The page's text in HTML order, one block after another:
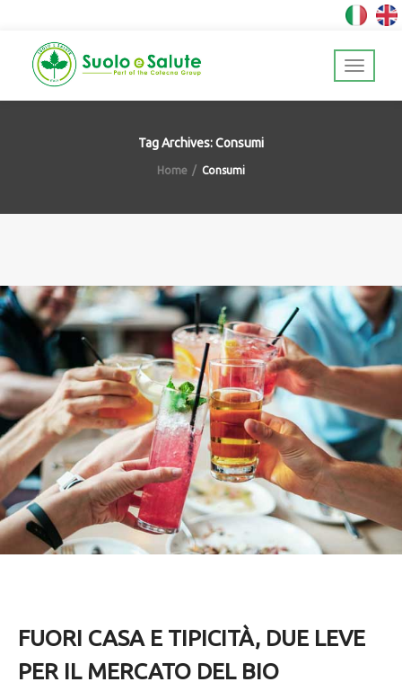
Tag Archives: Consumi
Home Consumi
FUORI CASA E TIPICITÀ, DUE LEVE
PER IL MERCATO DEL BIO